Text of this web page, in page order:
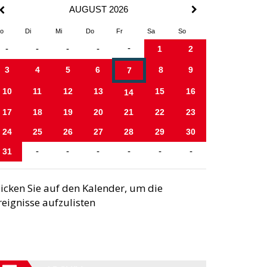
AUGUST 2026
Di Mi Do Fr Sa So
- - - - - 1 2
3 4 5 6 7 8 9
10 11 12 13 14 15 16
17 18 19 20 21 22 23
24 25 26 27 28 29 30
31 - - - - - -
Sie auf den Kalender, um die
aufzulisten